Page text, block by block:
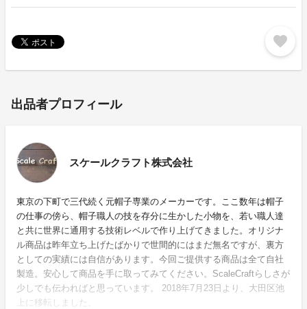
favorite
出品者プロフィール
スケールクラフト株式会社
東京の下町で三代続く元帽子専業のメーカーです。ここ数年は帽子
の仕事の傍ら、帽子職人の技を存分に生かした小物を、若い職人達
と共に世界に通用する技術レベルで作り上げてきました。オリジナ
ル商品は昨年立ち上げたばかりで世間的にはまだ無名ですが、裏方
としての実績には自信があります。今回ご提供する商品は全て自社
製造。安心して商品を手に取ってみてください。ScaleCraftらしさが
少しでも伝わればと思っています。 2018年7月23日より、大田区池
上に移転しました。